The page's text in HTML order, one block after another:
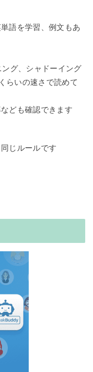
語を学習、例文もあ
グ、シャドーイング
らいの速さで読めて
ども確認できます
じルールです